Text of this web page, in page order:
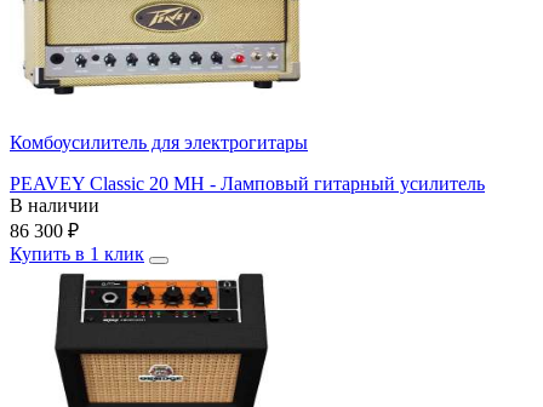
Комбоусилитель для электрогитары
PEAVEY Classic 20 MH - Ламповый гитарный усилитель
В наличии
86 300 ₽
Купить в 1 клик